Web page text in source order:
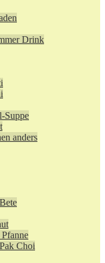
Drink
Suppe
anders
Choi